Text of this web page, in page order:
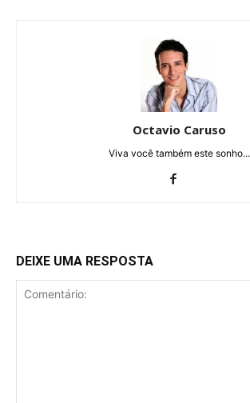
Octavio Caruso
Viva você também este sonho...
DEIXE UMA RESPOSTA